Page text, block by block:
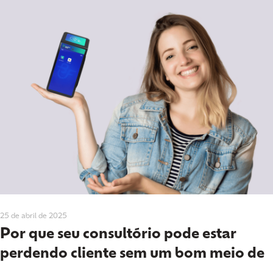
25 de abril de 2025
Por que seu consultório pode estar
perdendo cliente sem um bom meio de